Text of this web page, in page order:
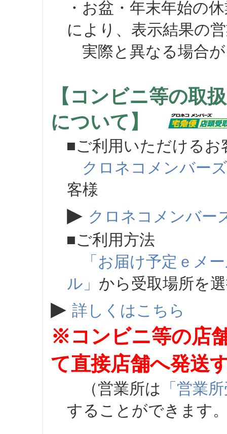
・お盆・年末年始の
により、表示結果の
実際と異なる場合が
【コンビニ等の取
について】
■ご利用いただけるお
クロネコメンバーズ
客様
▶ クロネコメンバー
■ご利用方法
「お届け予定ｅメ
ル」 から受取場所を
▶ 詳しくはこちら
※コンビニ等の店
て直接店舗へ発送
（営業所は 「営業
することができます